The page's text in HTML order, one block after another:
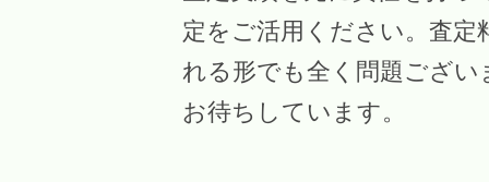
定をご活用ください。査
れる形でも全く問題ござ
お待ちしています。